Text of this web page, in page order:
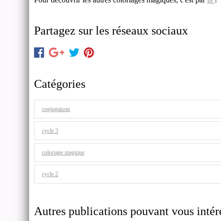
Partagez sur les réseaux sociaux
Catégories
conjugaison
cycle 3
coloriage magique
cycle 2
Autres publications pouvant vous